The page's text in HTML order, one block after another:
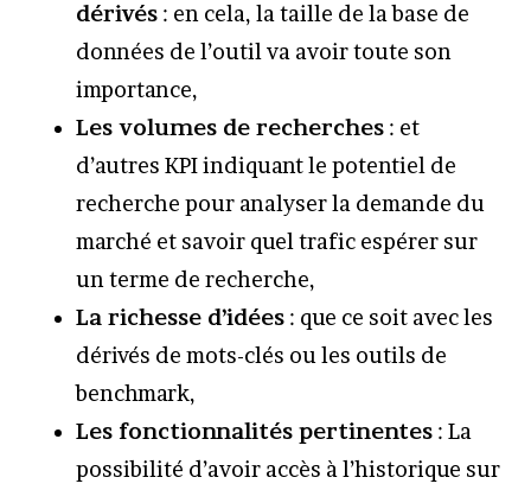
dérivés : en cela, la taille de la base de
données de l’outil va avoir toute son
importance,
Les volumes de recherches : et
d’autres KPI indiquant le potentiel de
recherche pour analyser la demande du
marché et savoir quel trafic espérer sur
un terme de recherche,
La richesse d’idées : que ce soit avec les
dérivés de mots-clés ou les outils de
benchmark,
Les fonctionnalités pertinentes : La
possibilité d’avoir accès à l’historique sur